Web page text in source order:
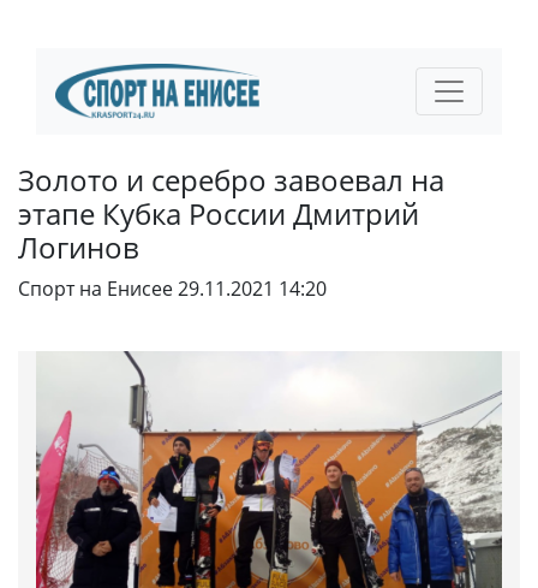
Золото и серебро завоевал на
этапе Кубка России Дмитрий
Логинов
Спорт на Енисее29.11.2021 14:20